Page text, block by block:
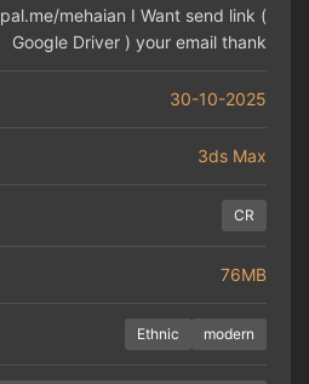
mehaian I Want send link (
Google Driver ) your email thank
30-10-2025
3ds Max
CR
76MB
Ethnic modern